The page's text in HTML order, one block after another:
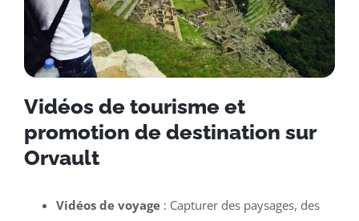
Vidéos de tourisme et
promotion de destination sur
Orvault
Vidéos de voyage: Capturer des paysages, des